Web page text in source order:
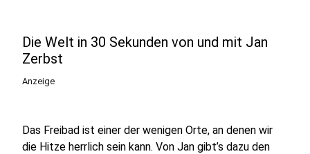
Die Welt in 30 Sekunden von und mit Jan
Zerbst
Anzeige
Das Freibad ist einer der wenigen Orte, an denen wir
die Hitze herrlich sein kann. Von Jan gibt’s dazu den